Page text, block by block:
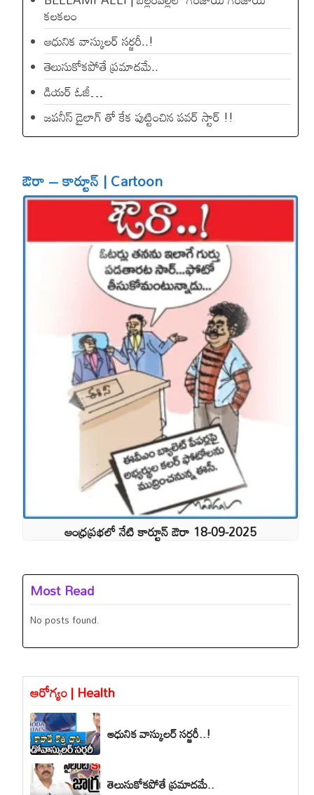
కలకలం
ఆధునిక వాస్కులర్ సర్జరీ..!
తెలుసుకోకపోతే ప్రమాదమే..
డియ‌ర్ ఓజీ…
జపనీస్ డైలాగ్ తో కేక పుట్టించిన ప‌వ‌ర్ స్టార్ !!
ఔరా – కార్టూన్ | Cartoon
ఆంధ్రప్రభలో నేటి కార్టూన్ ఔరా 18-09-2025
Most Read
No posts found.
ఆరోగ్యం | Health
ఆధునిక వాస్కులర్ సర్జరీ..!
తెలుసుకోకపోతే ప్రమాదమే..